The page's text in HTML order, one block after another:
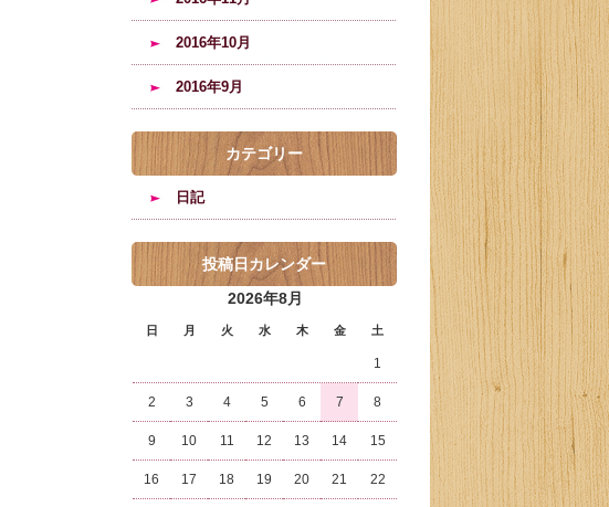
2016年10月
2016年9月
カテゴリー
日記
投稿日カレンダー
2026年8月
日 月 火 水 木 金 土
1
2 3 4 5 6 7 8
9 10 11 12 13 14 15
16 17 18 19 20 21 22